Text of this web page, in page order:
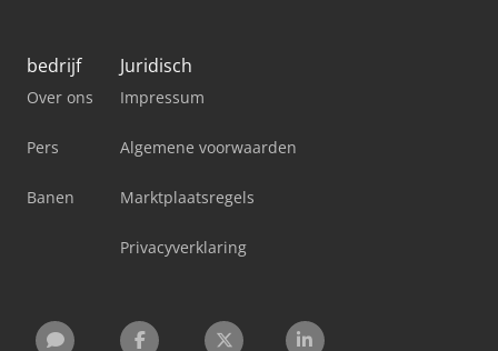
bedrijf
Over ons
Pers
Banen
Juridisch
Impressum
Algemene voorwaarden
Marktplaatsregels
Privacyverklaring